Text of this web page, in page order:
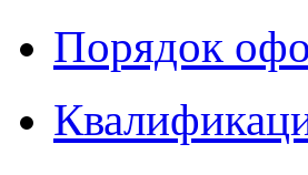
Порядок